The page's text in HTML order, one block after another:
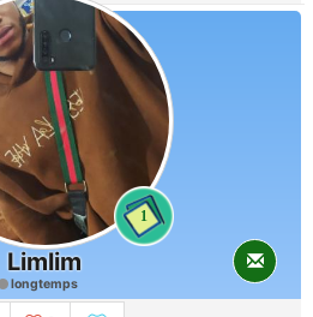
1
Limlim
longtemps